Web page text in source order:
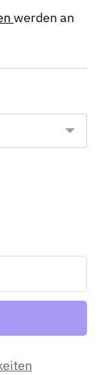
werden an